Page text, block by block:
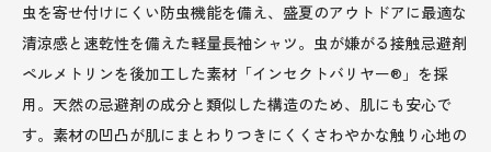
虫を寄せ付けにくい防虫機能を備え、盛夏のアウトドアに最適な
清涼感と速乾性を備えた軽量長袖シャツ。虫が嫌がる接触忌避剤
ペルメトリンを後加工した素材「インセクトバリヤー®」を採
用。天然の忌避剤の成分と類似した構造のため、肌にも安心で
す。素材の凹凸が肌にまとわりつきにくくさわやかな触り心地の